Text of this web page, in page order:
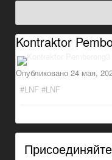
Kontraktor
Опубликовано 24 мая,
#LNF #LNF